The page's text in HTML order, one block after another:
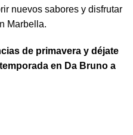
nuevos sabores y disfrutar
Marbella.
de primavera y déjate
en Da Bruno a